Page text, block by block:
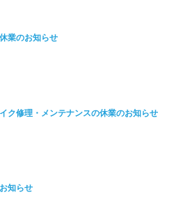
業のお知らせ
イク修理・メンテナンスの休業のお知らせ
知らせ